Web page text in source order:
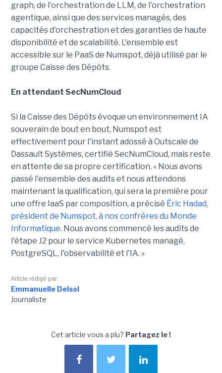
graph, de l'orchestration de LLM, de l'orchestration
agentique, ainsi que des services managés, des
capacités d'orchestration et des garanties de haute
disponibilité et de scalabilité. L'ensemble est
accessible sur le PaaS de Numspot, déjà utilisé par le
groupe Caisse des Dépôts.
En attendant SecNumCloud
Si la Caisse des Dépôts évoque un environnement IA
souverain de bout en bout, Numspot est
effectivement pour l'instant adossé à Outscale de
Dassault Systèmes, certifié SecNumCloud, mais reste
en attente de sa propre certification. « Nous avons
passé l'ensemble des audits et nous attendons
maintenant la qualification, qui sera la première pour
une offre IaaS par composition, a précisé Éric Hadad,
président de Numspot, à nos confrères du Monde
Informatique. Nous avons commencé les audits de
l'étape J2 pour le service Kubernetes managé,
PostgreSQL, l'observabilité et l'IA. »
Article rédigé par
Emmanuelle Delsol
Journaliste
Cet article vous a plu? Partagez le !